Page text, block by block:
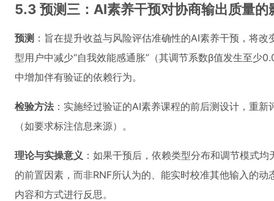
5.3 预测三：AI素养干预对协商输出质量的
预测 ：旨在提升收益与风险评估准确性的AI素养干预，将
型用户中减少“自我效能感通胀”（其调节系数β值发生至少
中增加伴有验证的依赖行为。
检验方法 ：实施经过验证的AI素养课程的前后测设计，重
（如要求标注信息来源）。
理论与实操意义 ：如果干预后，依赖类型分布和调节模式
的前置因素，而非RNF所认为的、能实时校准其他输入的
内容和方式进行反思。